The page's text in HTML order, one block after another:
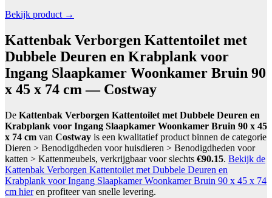
Bekijk product →
Kattenbak Verborgen Kattentoilet met
Dubbele Deuren en Krabplank voor
Ingang Slaapkamer Woonkamer Bruin 90
x 45 x 74 cm — Costway
De Kattenbak Verborgen Kattentoilet met Dubbele Deuren en
Krabplank voor Ingang Slaapkamer Woonkamer Bruin 90 x 45
x 74 cm van Costway is een kwalitatief product binnen de categorie
Dieren > Benodigdheden voor huisdieren > Benodigdheden voor
katten > Kattenmeubels, verkrijgbaar voor slechts €90.15. Bekijk de
Kattenbak Verborgen Kattentoilet met Dubbele Deuren en
Krabplank voor Ingang Slaapkamer Woonkamer Bruin 90 x 45 x 74
cm hieren profiteer van snelle levering.